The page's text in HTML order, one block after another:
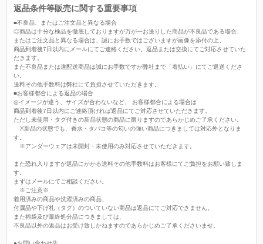
返品条件等販売に関する重要事項
■不良品、またはご注文品と異なる場合
◎商品は十分な検品を徹底しておりますが万が一お送りした商品が不良品である場合、
またはご注文品と異なる場合は、誠にお手数ではございますが画像を添付の上、
商品到着後7日以内にメールにてご連絡ください。返品または交換にてご対応させていた
だきます。
また不良品または違配送商品は誠にお手数ですが弊社まで「着払い」にてご返送くださ
い。
送料その他手数料は弊社にて負担させていただきます。
■お客様都合による返品の場合
◎イメージが違う、サイズが合わないなど、 お客様都合による場合は
商品到着後7日以内にご連絡頂ければ返品にてご対応させていただきます。
ただし未使用・タグ付きの新品状態の商品に限りますのであらかじめご了承ください。
※新品の状態でも、香水・タバコ等の匂いの強い商品につきましては対応外となりま
す。
※アンダーウェアは未開封・未使用のみ対応させていただきます。
また恐れ入りますが返品にかかる送料その他手数料はお客様にてご負担をお願い致しま
す。
まずはメールにてご相談ください。
※ご注意※
着用済みの商品や洗濯済みの商品、
付属品や下げ札（タグ）のついていない商品は返品にてご対応できません。
また福袋及び最終処分品につきましては、
不良品以外の返品はお受け致しかねますのであらかじめご了承くださいませ。